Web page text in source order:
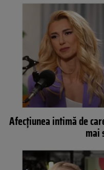
Afecțiunea intimă de
mai